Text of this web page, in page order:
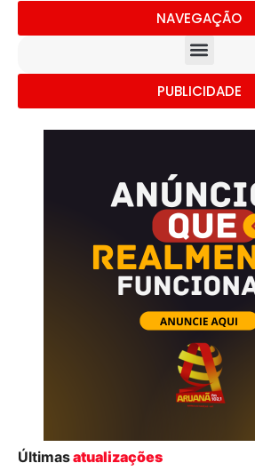
NAVEGAÇÃO
PUBLICIDADE
Últimasatualizações